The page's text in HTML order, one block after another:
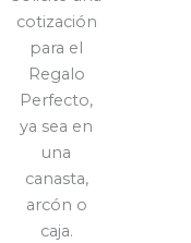
cotización
para el
Regalo
Perfecto,
ya sea en
una
canasta,
arcón o
caja.